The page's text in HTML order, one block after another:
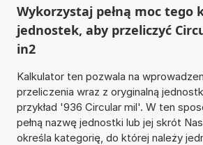
Wykorzystaj pełną moc tego
jednostek, aby przeliczyć
in2
Kalkulator ten pozwala na
przeliczenia wraz z oryginalną
przykład '936 Circular mil'. W ten
pełną nazwę jednostki lub jej skrót
określa kategorię, do której należy